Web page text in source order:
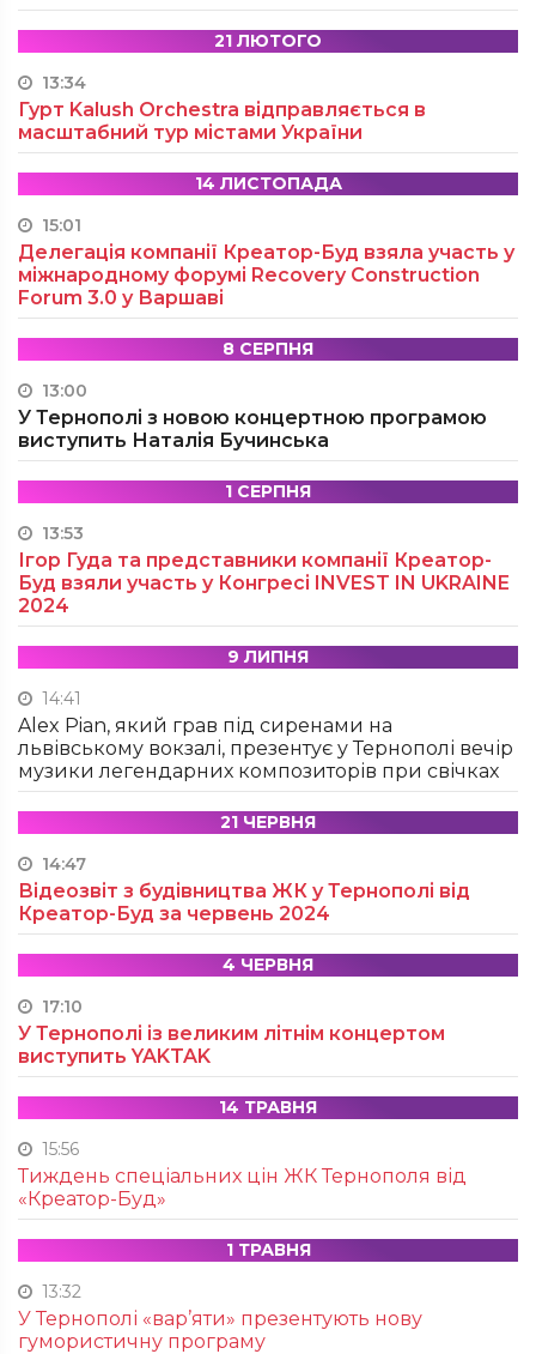
21 ЛЮТОГО
13:34
Гурт Kalush Orchestra відправляється в
масштабний тур містами України
14 ЛИСТОПАДА
15:01
Делегація компанії Креатор-Буд взяла участь у
міжнародному форумі Recovery Construction
Forum 3.0 у Варшаві
8 СЕРПНЯ
13:00
У Тернополі з новою концертною програмою
виступить Наталія Бучинська
1 СЕРПНЯ
13:53
Ігор Гуда та представники компанії Креатор-
Буд взяли участь у Конгресі INVEST IN UKRAINE
2024
9 ЛИПНЯ
14:41
Alex Pian, який грав під сиренами на
львівському вокзалі, презентує у Тернополі вечір
музики легендарних композиторів при свічках
21 ЧЕРВНЯ
14:47
Відеозвіт з будівництва ЖК у Тернополі від
Креатор-Буд за червень 2024
4 ЧЕРВНЯ
17:10
У Тернополі із великим літнім концертом
виступить YAKTAK
14 ТРАВНЯ
15:56
Тиждень спеціальних цін ЖК Тернополя від
«Креатор-Буд»
1 ТРАВНЯ
13:32
У Тернополі «вар’яти» презентують нову
гумористичну програму